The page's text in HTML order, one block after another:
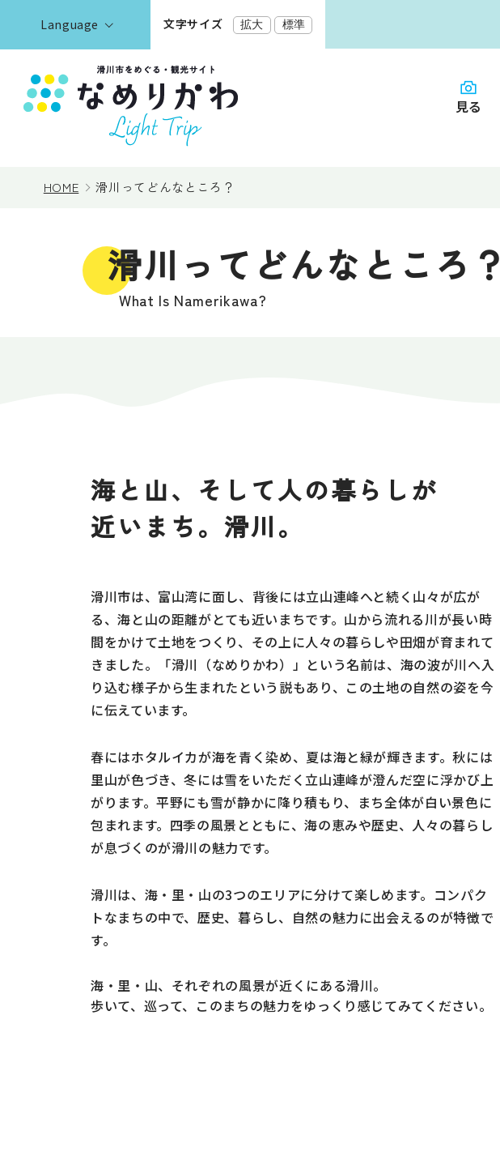
Language
한국어
文字サイズ 拡大 標準
見る
HOME 滑川ってどんなところ？
滑川ってどんなところ？
What Is Namerikawa?
海と山、そして人の暮らしが
近いまち。滑川。
滑川市は、富山湾に面し、背後には立山連峰へと続く山々が広が
る、海と山の距離がとても近いまちです。山から流れる川が長い時
間をかけて土地をつくり、その上に人々の暮らしや田畑が育まれて
きました。「滑川（なめりかわ）」という名前は、海の波が川へ入
り込む様子から生まれたという説もあり、この土地の自然の姿を今
に伝えています。
春にはホタルイカが海を青く染め、夏は海と緑が輝きます。秋には
里山が色づき、冬には雪をいただく立山連峰が澄んだ空に浮かび上
がります。平野にも雪が静かに降り積もり、まち全体が白い景色に
包まれます。四季の風景とともに、海の恵みや歴史、人々の暮らし
が息づくのが滑川の魅力です。
滑川は、海・里・山の3つのエリアに分けて楽しめます。コンパク
トなまちの中で、歴史、暮らし、自然の魅力に出会えるのが特徴で
す。
海・里・山、それぞれの風景が近くにある滑川。
歩いて、巡って、このまちの魅力をゆっくり感じてみてください。